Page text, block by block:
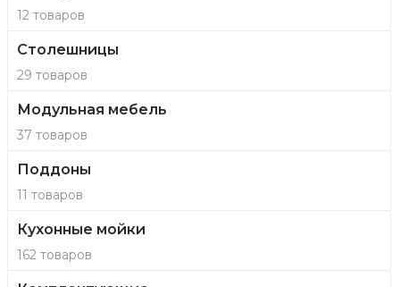
12 товаров
Столешницы
29 товаров
Модульная мебель
37 товаров
Поддоны
11 товаров
Кухонные мойки
162 товаров